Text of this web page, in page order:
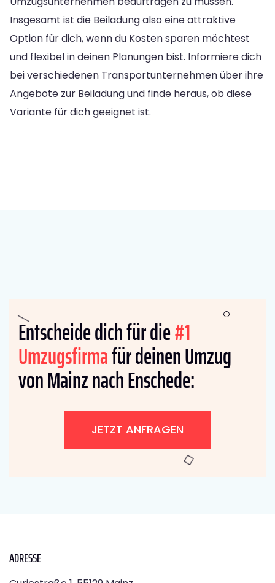
Insgesamt ist die Beiladung also eine attraktive
Option für dich, wenn du Kosten sparen möchtest
und flexibel in deinen Planungen bist. Informiere dich
bei verschiedenen Transportunternehmen über ihre
Angebote zur Beiladung und finde heraus, ob diese
Variante für dich geeignet ist.
Entscheide dich für die#1
Umzugsfirmafür deinen Umzug
von Mainz nach Enschede:
JETZT ANFRAGEN
ADRESSE